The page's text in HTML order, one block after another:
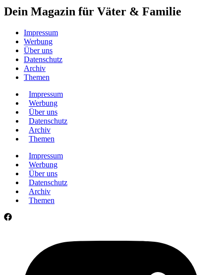
Dein Magazin für Väter & Familie
Impressum
Werbung
Über uns
Datenschutz
Archiv
Themen
Impressum
Werbung
Über uns
Datenschutz
Archiv
Themen
Impressum
Werbung
Über uns
Datenschutz
Archiv
Themen